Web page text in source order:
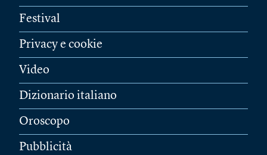
Festival
Privacy e cookie
Video
Dizionario italiano
Oroscopo
Pubblicità